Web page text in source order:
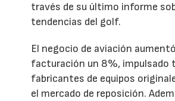
través de su último informe
tendencias del golf.
El negocio de aviación
facturación un 8%, impulsado
fabricantes de equipos
el mercado de reposición.